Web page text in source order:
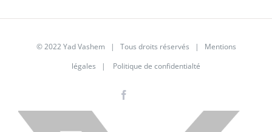
© 2022 Yad Vashem | Tous droits réservés | Mentions
légales | Politique de confidentialté
X